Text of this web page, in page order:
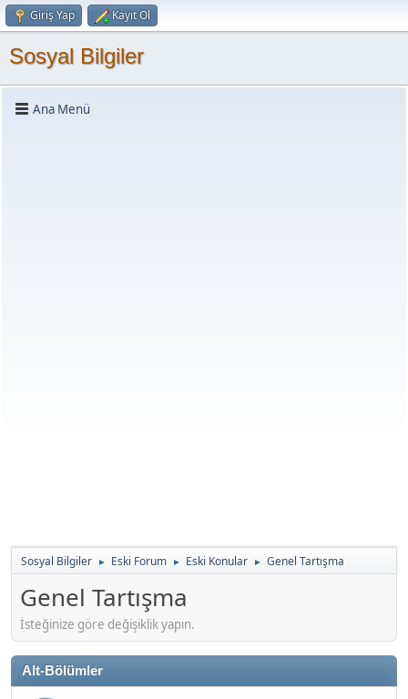
Giriş Yap Kayıt Ol
Sosyal Bilgiler
Ana Menü
Sosyal Bilgiler ► Eski Forum ► Eski Konular ► Genel Tartışma
Genel Tartışma
İsteğinize göre değişiklik yapın.
Alt-Bölümler